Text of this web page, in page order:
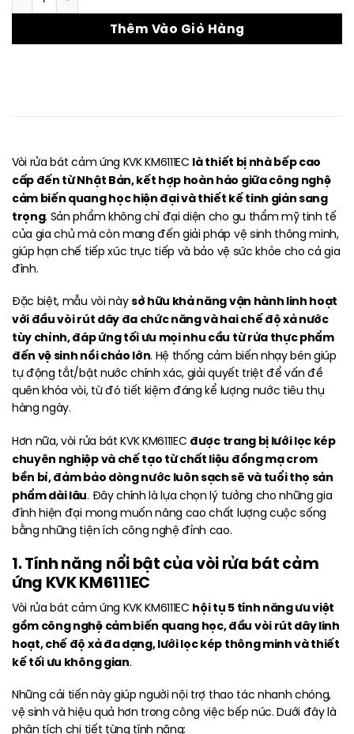
Thêm Vào Giỏ Hàng
Vòi rửa bát cảm ứng KVK KM6111EC là thiết bị nhà bếp cao
cấp đến từ Nhật Bản, kết hợp hoàn hảo giữa công nghệ
cảm biến quang học hiện đại và thiết kế tinh giản sang
trọng. Sản phẩm không chỉ đại diện cho gu thẩm mỹ tinh tế
của gia chủ mà còn mang đến giải pháp vệ sinh thông minh,
giúp hạn chế tiếp xúc trực tiếp và bảo vệ sức khỏe cho cả gia
đình.
Đặc biệt, mẫu vòi nàysở hữu khả năng vận hành linh hoạt
với đầu vòi rút dây đa chức năng và hai chế độ xả nước
tùy chỉnh, đáp ứng tối ưu mọi nhu cầu từ rửa thực phẩm
đến vệ sinh nồi chảo lớn. Hệ thống cảm biến nhạy bén giúp
tự động tắt/bật nước chính xác, giải quyết triệt để vấn đề
quên khóa vòi, từ đó tiết kiệm đáng kể lượng nước tiêu thụ
hàng ngày.
Hơn nữa, vòi rửa bát KVK KM6111EC được trang bị lưới lọc kép
chuyên nghiệp và chế tạo từ chất liệu đồng mạ crom
bền bỉ, đảm bảo dòng nước luôn sạch sẽ và tuổi thọ sản
phẩm dài lâu. Đây chính là lựa chọn lý tưởng cho những gia
đình hiện đại mong muốn nâng cao chất lượng cuộc sống
bằng những tiện ích công nghệ đỉnh cao.
1. Tính năng nổi bật của vòi rửa bát cảm
ứng KVK KM6111EC
Vòi rửa bát cảm ứng KVK KM6111EC hội tụ 5 tính năng ưu việt
gồm công nghệ cảm biến quang học, đầu vòi rút dây linh
hoạt, chế độ xả đa dạng, lưới lọc kép thông minh và thiết
kế tối ưu không gian.
Những cải tiến này giúp người nội trợ thao tác nhanh chóng,
vệ sinh và hiệu quả hơn trong công việc bếp núc. Dưới đây là
phân tích chi tiết từng tính năng: